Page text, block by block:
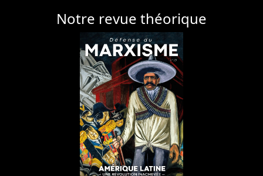
Notre revue théorique